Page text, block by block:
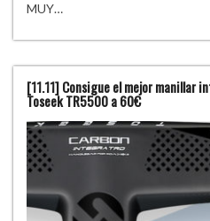
MUY…
[11.11] Consigue el mejor manillar
Toseek TR5500 a 60€